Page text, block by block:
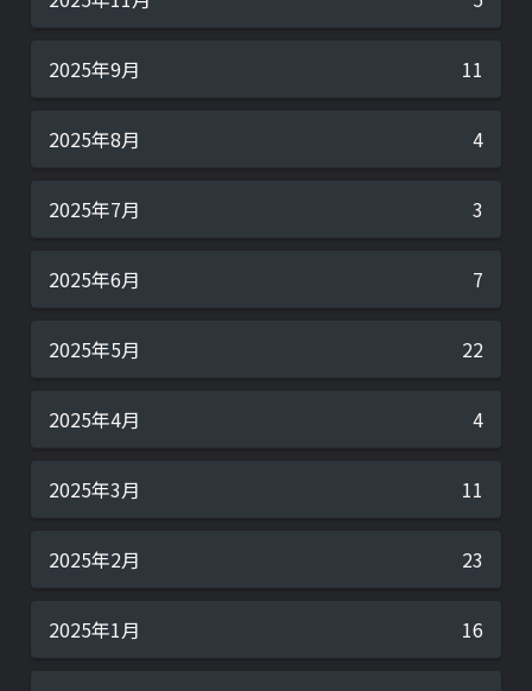
2025年9月 11
2025年8月 4
2025年7月 3
2025年6月 7
2025年5月 22
2025年4月 4
2025年3月 11
2025年2月 23
2025年1月 16